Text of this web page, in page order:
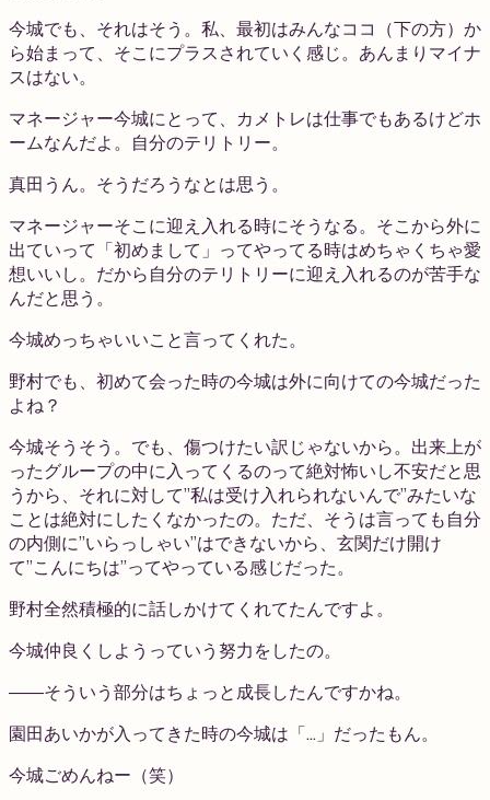
今城でも、それはそう。私、最初はみんなココ（下の方）か
ら始まって、そこにプラスされていく感じ。あんまりマイナ
スはない。
マネージャー今城にとって、カメトレは仕事でもあるけどホ
ームなんだよ。自分のテリトリー。
真田 うん。そうだろうなとは思う。
マネージャーそこに迎え入れる時にそうなる。そこから外に
出ていって「初めまして」ってやってる時はめちゃくちゃ愛
想いいし。だから自分のテリトリーに迎え入れるのが苦手な
んだと思う。
今城めっちゃいいこと言ってくれた。
野村でも、初めて会った時の今城は外に向けての今城だった
よね？
今城そうそう。でも、傷つけたい訳じゃないから。出来上が
ったグループの中に入ってくるのって絶対怖いし不安だと思
うから、それに対して”私は受け入れられないんで”みたいな
ことは絶対にしたくなかったの。ただ、そうは言っても自分
の内側に”いらっしゃい”はできないから、玄関だけ開け
て”こんにちは”ってやっている感じだった。
野村全然積極的に話しかけてくれてたんですよ。
今城仲良くしようっていう努力をしたの。
――そういう部分はちょっと成長したんですかね。
園田あいかが入ってきた時の今城は「…」だったもん。
今城ごめんねー（笑）